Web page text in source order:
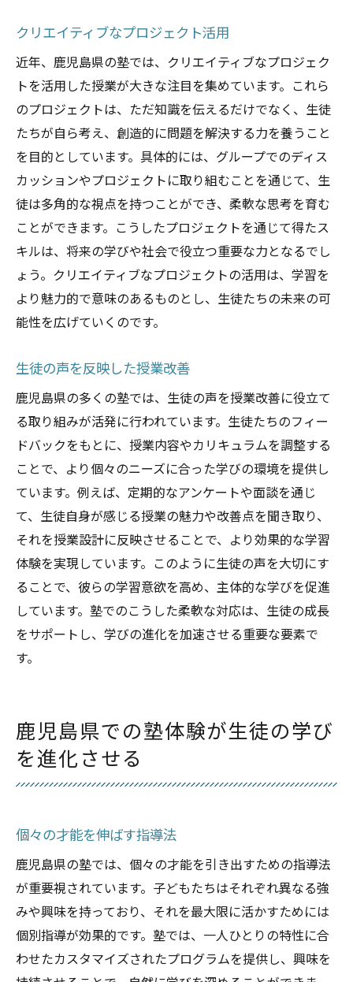
クリエイティブなプロジェクト活用
近年、鹿児島県の塾では、クリエイティブなプロジェク
トを活用した授業が大きな注目を集めています。これら
のプロジェクトは、ただ知識を伝えるだけでなく、生徒
たちが自ら考え、創造的に問題を解決する力を養うこと
を目的としています。具体的には、グループでのディス
カッションやプロジェクトに取り組むことを通じて、生
徒は多角的な視点を持つことができ、柔軟な思考を育む
ことができます。こうしたプロジェクトを通じて得たス
キルは、将来の学びや社会で役立つ重要な力となるでし
ょう。クリエイティブなプロジェクトの活用は、学習を
より魅力的で意味のあるものとし、生徒たちの未来の可
能性を広げていくのです。
生徒の声を反映した授業改善
鹿児島県の多くの塾では、生徒の声を授業改善に役立て
る取り組みが活発に行われています。生徒たちのフィー
ドバックをもとに、授業内容やカリキュラムを調整する
ことで、より個々のニーズに合った学びの環境を提供し
ています。例えば、定期的なアンケートや面談を通じ
て、生徒自身が感じる授業の魅力や改善点を聞き取り、
それを授業設計に反映させることで、より効果的な学習
体験を実現しています。このように生徒の声を大切にす
ることで、彼らの学習意欲を高め、主体的な学びを促進
しています。塾でのこうした柔軟な対応は、生徒の成長
をサポートし、学びの進化を加速させる重要な要素で
す。
鹿児島県での塾体験が生徒の学び
を進化させる
個々の才能を伸ばす指導法
鹿児島県の塾では、個々の才能を引き出すための指導法
が重要視されています。子どもたちはそれぞれ異なる強
みや興味を持っており、それを最大限に活かすためには
個別指導が効果的です。塾では、一人ひとりの特性に合
わせたカスタマイズされたプログラムを提供し、興味を